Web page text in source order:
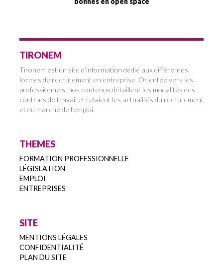
TIRONEM
Tironem est un site d’information dédié aux différentes
formes de recrutement en entreprise. Orientée vers les
professionnels, nos contenus détaillent les modalités des
contrats de travail et relaient les actualités du recrutement
et du marché de l’emploi.
THEMES
FORMATION PROFESSIONNELLE
LÉGISLATION
EMPLOI
ENTREPRISES
SITE
MENTIONS LÉGALES
CONFIDENTIALITÉ
PLAN DU SITE